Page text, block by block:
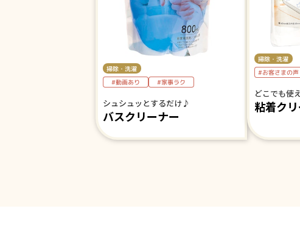
掃除・洗濯
#動画あり #家事ラク
シュシュッとするだけ♪
バスクリーナー
掃除・洗濯
#お客さまの声
どこでも使
粘着ク